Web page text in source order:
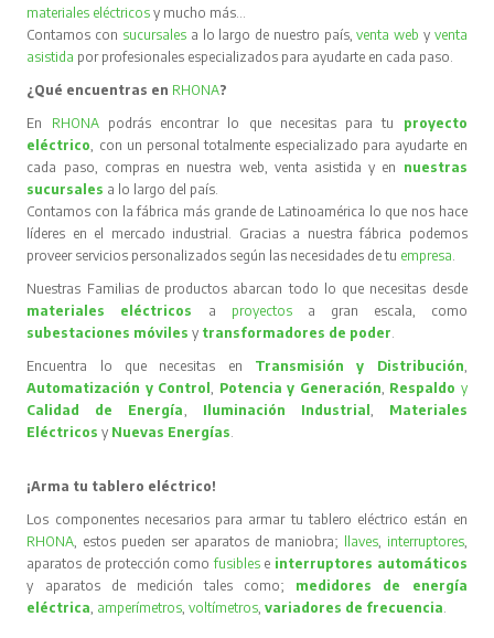
materiales eléctricos y mucho más…
Contamos con sucursales a lo largo de nuestro país,venta web y venta
asistida por profesionales especializados para ayudarte en cada paso.
¿Qué encuentras en RHONA?
En RHONA podrás encontrar lo que necesitas para tu proyecto
eléctrico , con un personal totalmente especializado para ayudarte en
cada paso, compras en nuestra web, venta asistida y en nuestras
sucursales a lo largo del país.
Contamos con la fábrica más grande de Latinoamérica lo que nos hace
líderes en el mercado industrial. Gracias a nuestra fábrica podemos
proveer servicios personalizados según las necesidades de tu empresa
Nuestras Familias de productos abarcan todo lo que necesitas desde
materiales eléctricos
a proyectos
a gran escala, como
subestaciones móvilesy transformadores de poder
Encuentra lo que necesitas en Transmisión y Distribución
Automatización y Control
Potencia y Generación Respaldo y
Calidad de Energía
Iluminación Industrial
Materiales
Eléctricos y Nuevas Energías
¡Arma tu tablero eléctrico!
Los componentes necesarios para armar tu tablero eléctrico están en
RHONA , estos pueden ser aparatos de maniobra; llaves, interruptores,
aparatos de protección comofusibles e interruptores automáticos
y aparatos de medición tales como; medidores de energía
eléctrica amperímetros ,voltímetros ,variadores de frecuencia